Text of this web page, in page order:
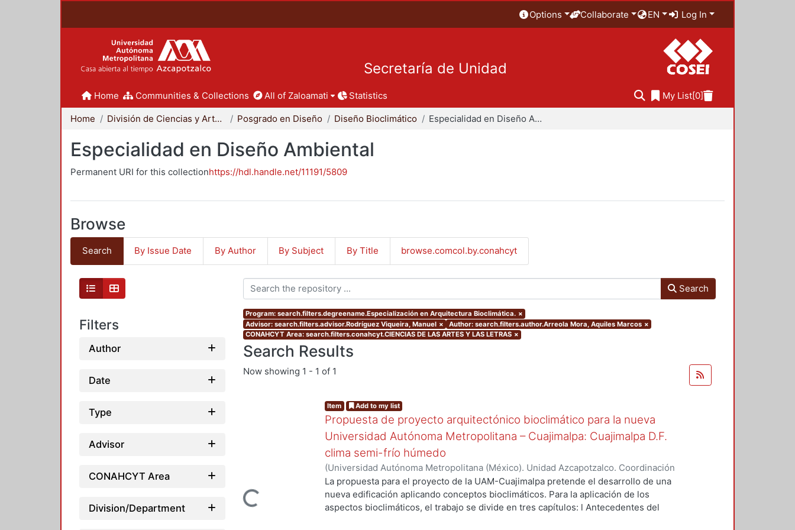
Options Collaborate EN Log In
Secretaría de Unidad
Home Communities & Collections All of Zaloamati Statistics My List[0]
Home División de Ciencias y Artes para el Diseño Posgrado en Diseño Diseño Bioclimático Especialidad en Diseño Ambiental
Especialidad en Diseño Ambiental
Permanent URI for this collectionhttps://hdl.handle.net/11191/5809
Browse
Search By Issue Date By Author By Subject By Title browse.comcol.by.conahcyt
Filters
Author
Date
Type
Advisor
CONAHCYT Area
Division/Department
Search
Program: search.filters.degreename.Especialización en Arquitectura Bioclimática. ×
Advisor: search.filters.advisor.Rodríguez Viqueira, Manuel × Author: search.filters.author.Arreola Mora, Aquiles Marcos ×
CONAHCYT Area: search.filters.conahcyt.CIENCIAS DE LAS ARTES Y LAS LETRAS ×
Search Results
Now showing 1 - 1 of 1
Loading...
Item Add to my list
Propuesta de proyecto arquitectónico bioclimático para la nueva
Universidad Autónoma Metropolitana – Cuajimalpa: Cuajimalpa D.F.
clima semi-frío húmedo
(Universidad Autónoma Metropolitana (México). Unidad Azcapotzalco. Coordinación
de Servicios de Información.,2005-10)Arreola Mora, Aquiles Marcos
La propuesta para el proyecto de la UAM-Cuajimalpa pretende el desarrollo de una
nueva edificación aplicando conceptos bioclimáticos. Para la aplicación de los
aspectos bioclimáticos, el trabajo se divide en tres capítulos: l Antecedentes del